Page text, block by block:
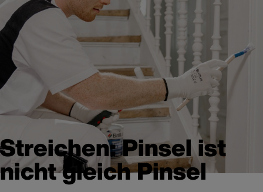
Streichen: Pinsel ist
nicht gleich Pinsel